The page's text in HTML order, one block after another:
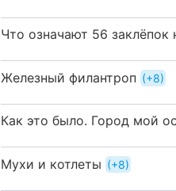
Что означают 56 заклёпок
Железный филантроп +8
Как это было. Город мой
Мухи и котлеты +8